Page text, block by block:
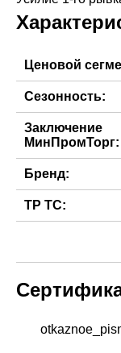
Ценовой
Сезонность:
Заключение
МинПромТорг:
Бренд:
ТР ТС: